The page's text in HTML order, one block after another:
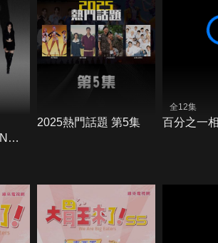
2025熱門話題 第5集
全12集
百分之一